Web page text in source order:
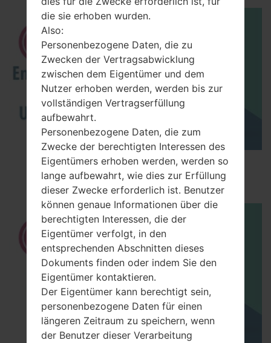
How to Enable Developer Options & USB
Debugging on LG ?
die sie erhoben wurden.
Also:
Personenbezogene Daten, die zu
Zwecken der Vertragsabwicklung
zwischen dem Eigentümer und dem
Nutzer erhoben werden, werden bis zur
vollständigen Vertragserfüllung
aufbewahrt.
Personenbezogene Daten, die zum
Zwecke der berechtigten Interessen des
Eigentümers erhoben werden, werden so
lange aufbewahrt, wie dies zur Erfüllung
dieser Zwecke erforderlich ist. Benutzer
können genaue Informationen über die
berechtigten Interessen, die der
Eigentümer verfolgt, in den
entsprechenden Abschnitten dieses
Dokuments finden oder indem Sie den
Eigentümer kontaktieren.
Der Eigentümer kann berechtigt sein,
personenbezogene Daten für einen
längeren Zeitraum zu speichern, wenn
der Benutzer dieser Verarbeitung